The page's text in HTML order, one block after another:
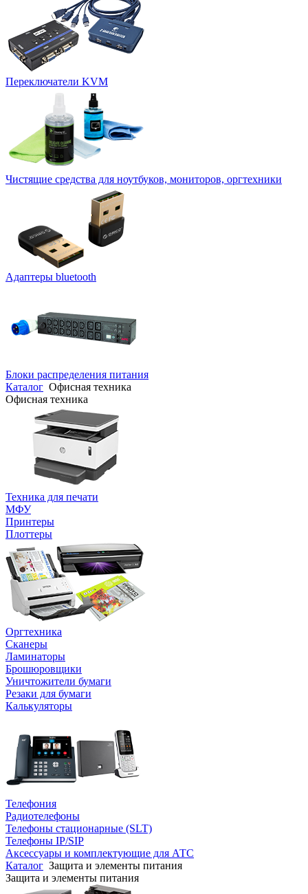
Переключатели KVM
Чистящие средства для ноутбуков, мониторов, оргтехники
Адаптеры bluetooth
Блоки распределения питания
Каталог Офисная техника
Офисная техника
Техника для печати
МФУ
Принтеры
Плоттеры
Оргтехника
Сканеры
Ламинаторы
Брошюровщики
Уничтожители бумаги
Резаки для бумаги
Калькуляторы
Телефония
Радиотелефоны
Телефоны стационарные (SLT)
Телефоны IP/SIP
Аксессуары и комплектующие для АТС
Каталог Защита и элементы питания
Защита и элементы питания